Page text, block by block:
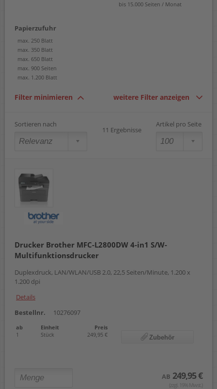
bis 15.000 Seiten / Monat
Papierzufuhr
max. 250 Blatt
max. 350 Blatt
max. 650 Blatt
max. 900 Seiten
max. 1.200 Blatt
Filter minimieren weitere Filter anzeigen
Sortieren nach
11 Ergebnisse
Artikel pro Seite
Drucker Brother MFC-L2800DW 4-in1 S/W-
Multifunktionsdrucker
Duplexdruck, LAN/WLAN/USB 2.0, 22,5 Seiten/Minute, 1.200 x
1.200 dpi
Details
Bestellnr.
10276097
ab Einheit
Preis
1
Stück 249,95 € Zubehör
AB 249,95 €
(zzgl. 19% Mwst.)